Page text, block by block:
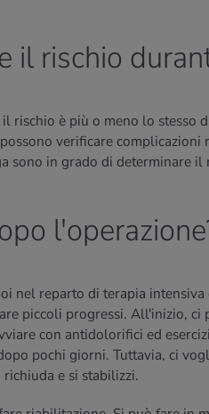
il rischio
rischio è più o meno lo stesso
verificare complicazioni
sono in grado di determinare il
nel reparto di terapia
piccoli progressi. All'inizio, ci
con antidolorifici ed
pochi giorni. Tuttavia, ci
e si stabilizzi.